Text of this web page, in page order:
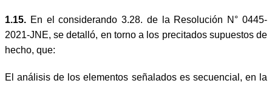
1.15. En el considerando 3.28. de la Resolución N° 0445-
2021-JNE, se detalló, en torno a los precitados supuestos de
hecho, que:
El análisis de los elementos señalados es secuencial, en la